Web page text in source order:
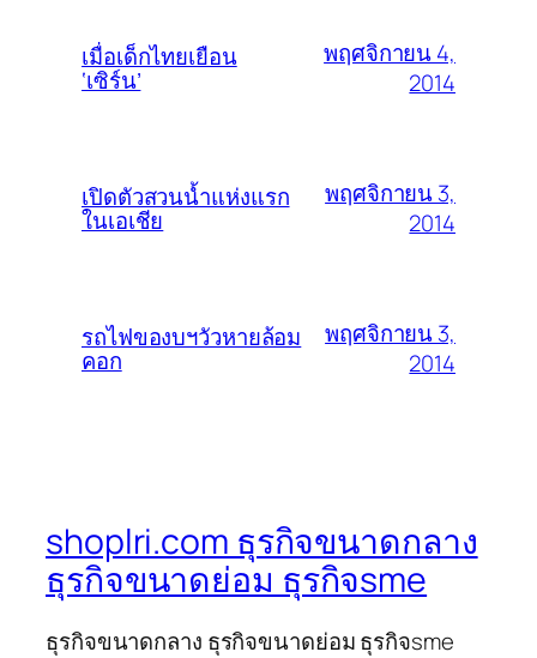
เมื่อเด็กไทยเยือน
‘เซิร์น’
พฤศจิกายน 4,
2014
เปิดตัวสวนน้ำแห่งแรก
ในเอเชีย
พฤศจิกายน 3,
2014
รถไฟของบฯวัวหายล้อม
คอก
พฤศจิกายน 3,
2014
shoplri.com ธุรกิจขนาดกลาง
ธุรกิจขนาดย่อม ธุรกิจsme
ธุรกิจขนาดกลาง ธุรกิจขนาดย่อม ธุรกิจsme